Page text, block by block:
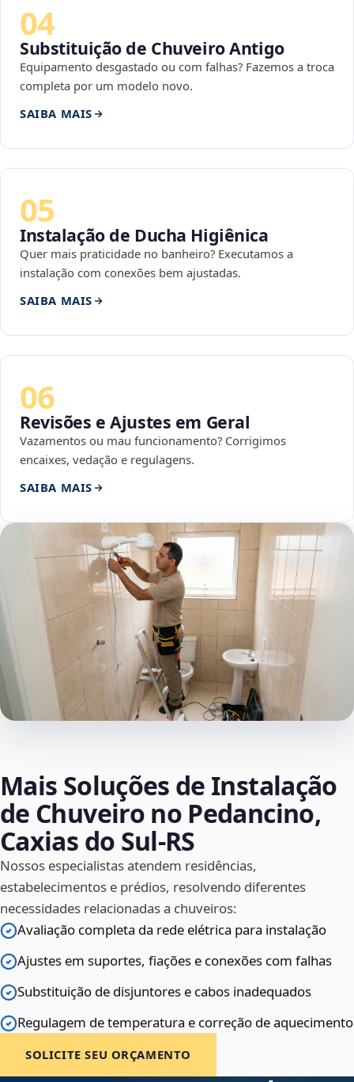
04
Substituição de Chuveiro Antigo
Equipamento desgastado ou com falhas? Fazemos a troca
completa por um modelo novo.
SAIBA MAIS
05
Instalação de Ducha Higiênica
Quer mais praticidade no banheiro? Executamos a
instalação com conexões bem ajustadas.
SAIBA MAIS
06
Revisões e Ajustes em Geral
Vazamentos ou mau funcionamento? Corrigimos
encaixes, vedação e regulagens.
SAIBA MAIS
Mais Soluções de Instalação
de Chuveiro no Pedancino,
Caxias do Sul‑RS
Nossos especialistas atendem residências,
estabelecimentos e prédios, resolvendo diferentes
necessidades relacionadas a chuveiros:
Avaliação completa da rede elétrica para instalação
Ajustes em suportes, fiações e conexões com falhas
Substituição de disjuntores e cabos inadequados
Regulagem de temperatura e correção de aquecimento
SOLICITE SEU ORÇAMENTO